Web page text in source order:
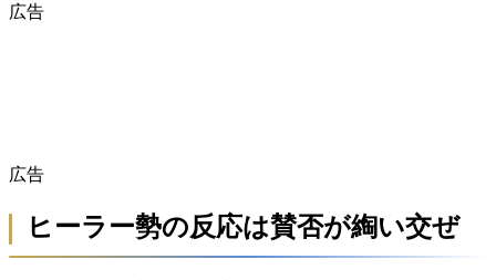
広告
広告
ヒーラー勢の反応は賛否が綯い交ぜ